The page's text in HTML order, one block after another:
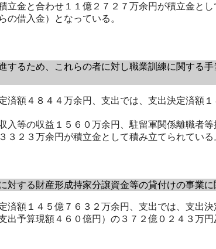
立金と合わせ１１億２７２７万余円が積立金と
の借入金）となっている。
るため、これらの者に対し職業訓練に関する
額４８４４万余円、支出では、支出決定済額１
等の収益１５６０万余円、駐留軍関係離職者
２３万余円が積立金として積み立てられている
する財産形成持家分譲資金等の貸付けの事業に
額１４５億７６３２万余円、支出では、支出
予算現額４６０億円）の３７２億０２４３万